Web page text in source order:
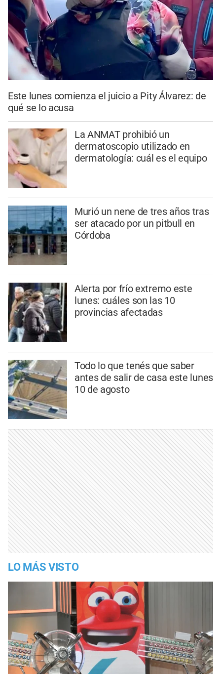
Este lunes comienza el juicio a Pity Álvarez: de
qué se lo acusa
La ANMAT prohibió un
dermatoscopio utilizado en
dermatología: cuál es el equipo
Murió un nene de tres años tras
ser atacado por un pitbull en
Córdoba
Alerta por frío extremo este
lunes: cuáles son las 10
provincias afectadas
Todo lo que tenés que saber
antes de salir de casa este lunes
10 de agosto
LO MÁS VISTO